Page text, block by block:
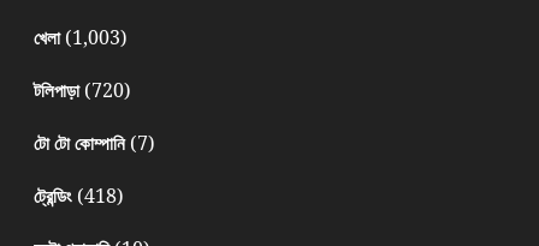
খেলা(1,003)
টলিপাড়া(720)
টো টো কোম্পানি(7)
ট্রেন্ডিং(418)